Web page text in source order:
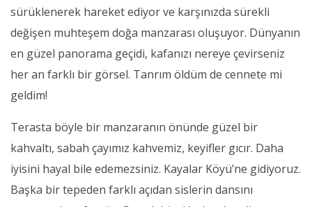
sürüklenerek hareket ediyor ve karşınızda sürekli
değişen muhteşem doğa manzarası oluşuyor. Dünyanın
en güzel panorama geçidi, kafanızı nereye çevirseniz
her an farklı bir görsel. Tanrım öldüm de cennete mi
geldim!
Terasta böyle bir manzaranın önünde güzel bir
kahvaltı, sabah çayımız kahvemiz, keyifler gıcır. Daha
iyisini hayal bile edemezsiniz. Kayalar Köyü’ne gidiyoruz.
Başka bir tepeden farklı açıdan sislerin dansını